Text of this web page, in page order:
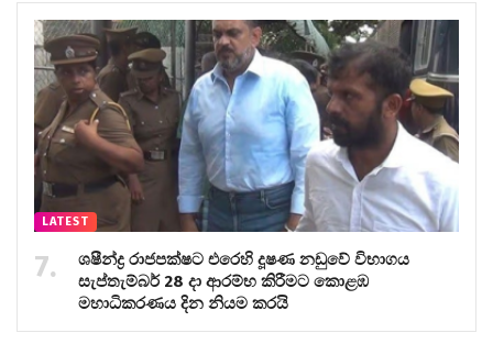
LATEST
ශෂීන්ද්‍ර රාජපක්ෂට එරෙහි දූෂණ නඩුවේ විභාගය
සැප්තැම්බර් 28 දා ආරම්භ කිරීමට කොළඹ
මහාධිකරණය දින නියම කරයි